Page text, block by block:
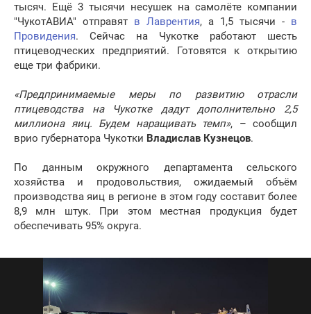
тысяч. Ещё 3 тысячи несушек на самолёте компании
"ЧукотАВИА" отправят в Лаврентия, а 1,5 тысячи - в
Провидения. Сейчас на Чукотке работают шесть
птицеводческих предприятий. Готовятся к открытию
еще три фабрики.
«Предпринимаемые меры по развитию отрасли
птицеводства на Чукотке дадут дополнительно 2,5
миллиона яиц. Будем наращивать темп», – сообщил
врио губернатора Чукотки Владислав Кузнецов.
По данным окружного департамента сельского
хозяйства и продовольствия, ожидаемый объём
производства яиц в регионе в этом году составит более
8,9 млн штук. При этом местная продукция будет
обеспечивать 95% округа.